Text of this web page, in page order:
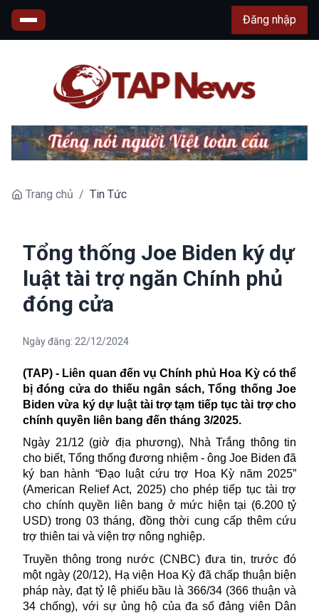
Đăng nhập
Trang chủ / Tin Tức
Tổng thống Joe Biden ký dự
luật tài trợ ngăn Chính phủ
đóng cửa
Ngày đăng: 22/12/2024
(TAP) - Liên quan đến vụ Chính phủ Hoa Kỳ có thể
bị đóng cửa do thiếu ngân sách, Tổng thống Joe
Bidenvừa ký dự luật tài trợtạm tiếp tục tài trợ cho
chính quyền liên bang đến tháng 3/2025.
Ngày 21/12 (giờ địa phương), Nhà Trắng thông tin
cho biết, Tổng thống đương nhiệm - ông Joe Biden đã
ký ban hành “Đạo luật cứu trợ Hoa Kỳ năm 2025”
(American Relief Act, 2025) cho phép tiếp tục tài trợ
cho chính quyền liên bang ở mức hiện tại (6.200 tỷ
USD) trong 03 tháng, đồng thời cung cấp thêm cứu
trợ thiên tai và viện trợ nông nghiệp.
Truyền thông trong nước (CNBC) đưa tin, trước đó
một ngày (20/12), Hạ viện Hoa Kỳ đã chấp thuận biện
pháp này, đạt tỷ lệ phiếu bầu là 366/34 (366 thuận và
34 chống), với sự ủng hộ của đa số đảng viên Dân